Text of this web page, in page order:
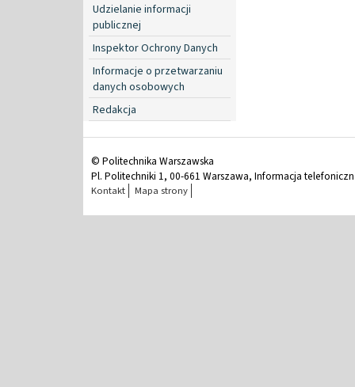
Udzielanie informacji
publicznej
Inspektor Ochrony Danych
Informacje o przetwarzaniu
danych osobowych
Redakcja
© Politechnika Warszawska
Pl. Politechniki 1, 00-661 Warszawa, Informacja
Kontakt Mapa strony